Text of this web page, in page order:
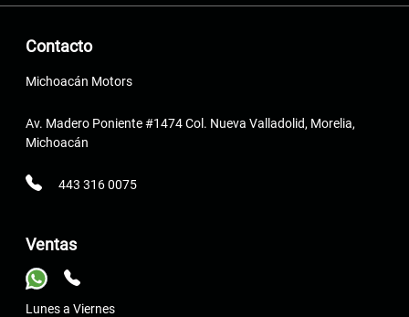
Contacto
Michoacán Motors
Av. Madero Poniente #1474 Col. Nueva Valladolid, Morelia,
Michoacán
443 316 0075
Ventas
Lunes a Viernes